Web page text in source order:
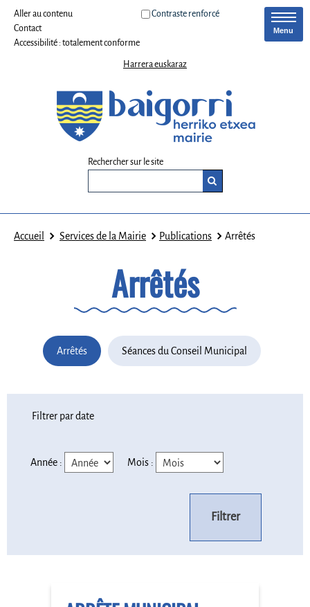
Aller au contenu
Contact
Accessibilité : totalement conforme
Contraste renforcé
Harrera euskaraz
Rechercher sur le site
Menu
Accueil Services de la Mairie Publications Arrêtés
Arrêtés
Arrêtés Séances du Conseil Municipal
Filtrer par date
Année : Mois :
Filtrer